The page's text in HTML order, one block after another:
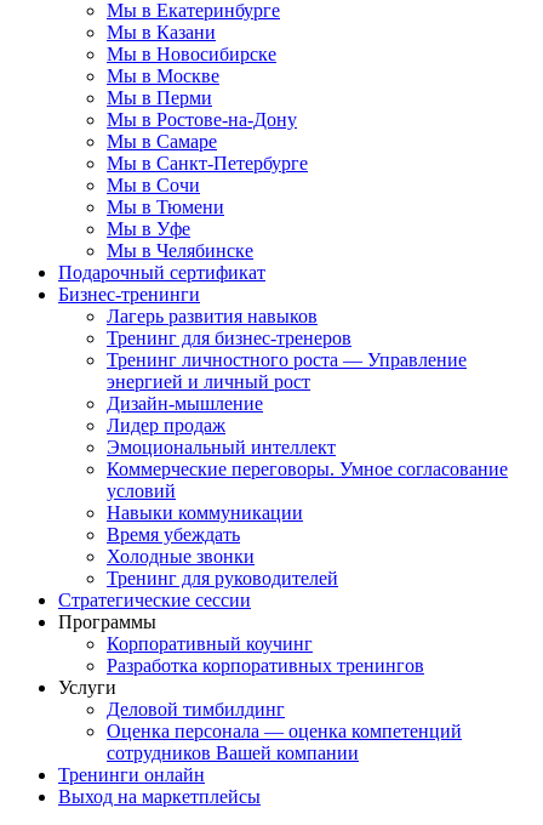
Мы в Екатеринбурге
Мы в Казани
Мы в Новосибирске
Мы в Москве
Мы в Перми
Мы в Ростове-на-Дону
Мы в Самаре
Мы в Санкт-Петербурге
Мы в Сочи
Мы в Тюмени
Мы в Уфе
Мы в Челябинске
Подарочный сертификат
Бизнес-тренинги
Лагерь развития навыков
Тренинг для бизнес-тренеров
Тренинг личностного роста — Управление
энергией и личный рост
Дизайн-мышление
Лидер продаж
Эмоциональный интеллект
Коммерческие переговоры. Умное согласование
условий
Навыки коммуникации
Время убеждать
Холодные звонки
Тренинг для руководителей
Стратегические сессии
Программы
Корпоративный коучинг
Разработка корпоративных тренингов
Услуги
Деловой тимбилдинг
Оценка персонала — оценка компетенций
сотрудников Вашей компании
Тренинги онлайн
Выход на маркетплейсы